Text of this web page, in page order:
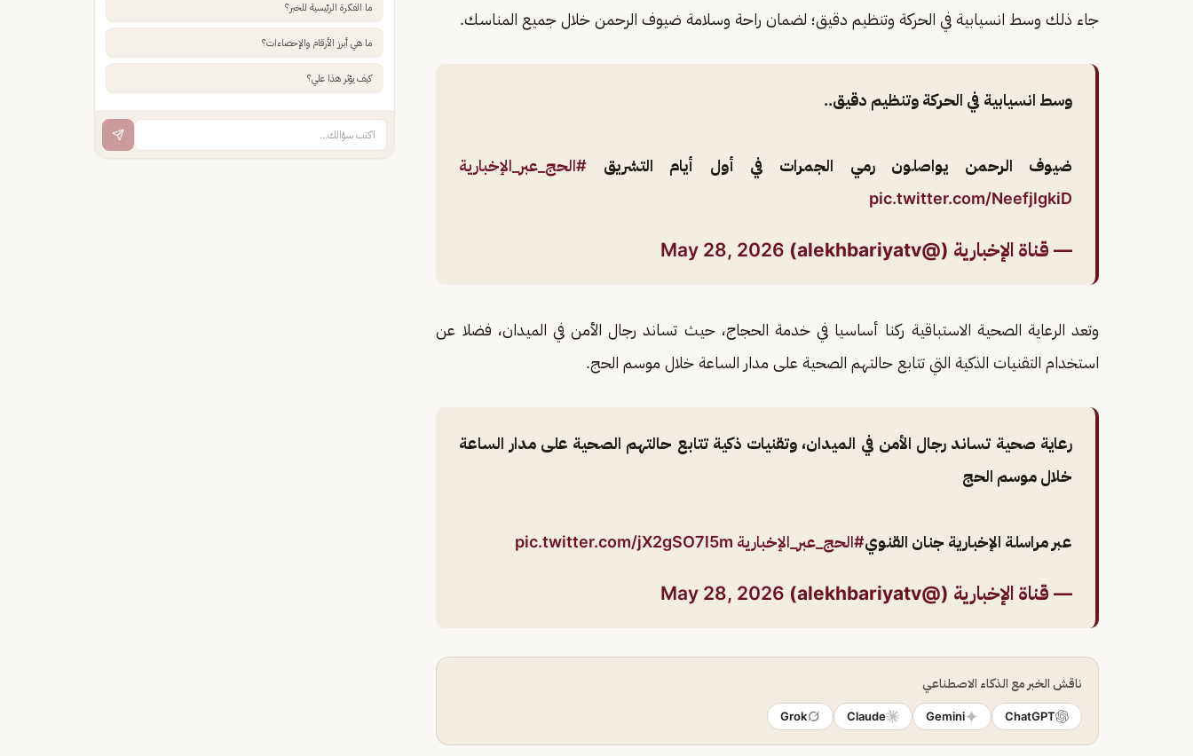
جاء ذلك وسط انسيابية في الحركة وتنظيم دقيق؛ لضمان راحة وسلامة ضيوف الرحمن خلال جميع المناسك.
وسط انسيابية في الحركة وتنظيم دقيق..
ضيوف الرحمن يواصلون رمي الجمرات في أول أيام التشريق #الحج_عبر_الإخبارية
pic.twitter.com/NeefjlgkiD
— قناة الإخبارية (@alekhbariyatv) May 28, 2026
وتعد الرعاية الصحية الاستباقية ركنا أساسيا في خدمة الحجاج، حيث تساند رجال الأمن في الميدان، فضلا عن
استخدام التقنيات الذكية التي تتابع حالتهم الصحية على مدار الساعة خلال موسم الحج.
رعاية صحية تساند رجال الأمن في الميدان، وتقنيات ذكية تتابع حالتهم الصحية على مدار الساعة
خلال موسم الحج
عبر مراسلة الإخبارية جنان القنوي#الحج_عبر_الإخبارية pic.twitter.com/jX2gSO7l5m
— قناة الإخبارية (@alekhbariyatv) May 28, 2026
ناقش الخبر مع الذكاء الاصطناعي
ChatGPT
Gemini
Claude
Grok
ما الفكرة الرئيسية للخبر؟
ما هي أبرز الأرقام والإحصاءات؟
كيف يؤثر هذا علي؟